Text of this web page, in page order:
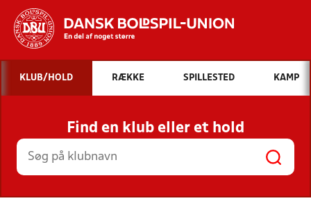
Hvad vil du søge efter?
INDHOLD OG NYHEDER
STILLINGER, RESULTATER, KLUBBER OG
HOLD
KLUB/HOLD RÆKKE SPILLESTED KAMP
Find en klub eller et hold